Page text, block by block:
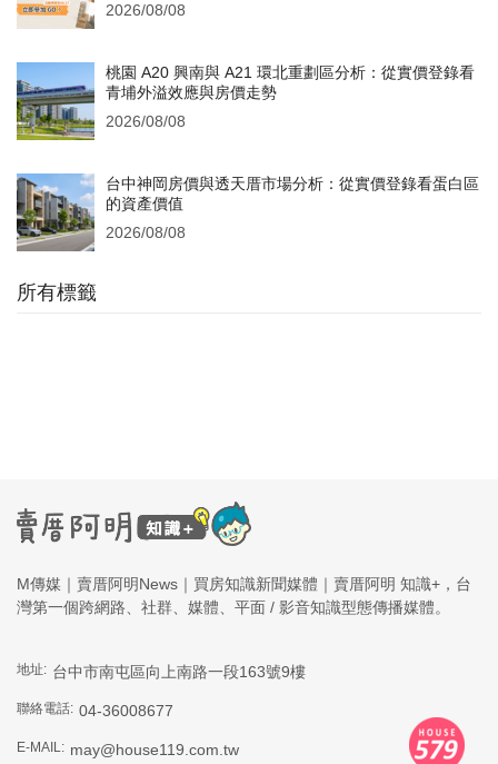
2026/08/08
桃園 A20 興南與 A21 環北重劃區分析：從實價登錄看
青埔外溢效應與房價走勢
2026/08/08
台中神岡房價與透天厝市場分析：從實價登錄看蛋白區
的資產價值
2026/08/08
所有標籤
M傳媒｜賣厝阿明News｜買房知識新聞媒體｜賣厝阿明 知識+，台
灣第一個跨網路、社群、媒體、平面 / 影音知識型態傳播媒體。
地址: 台中市南屯區向上南路一段163號9樓
聯絡電話: 04-36008677
E-MAIL: may@house119.com.tw